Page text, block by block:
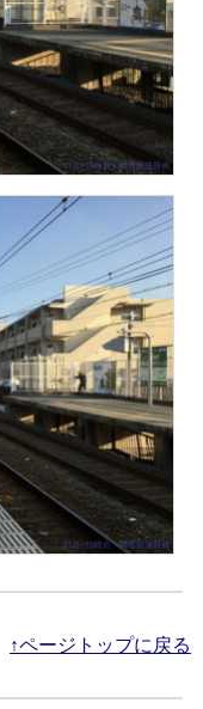
↑ページトップに戻る